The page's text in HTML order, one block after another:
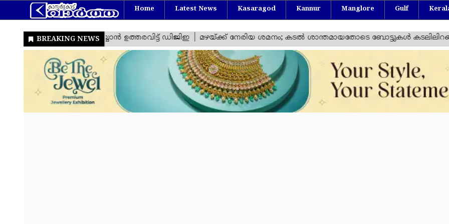
Home Latest News Kasaragod Kannur Manglore Gulf